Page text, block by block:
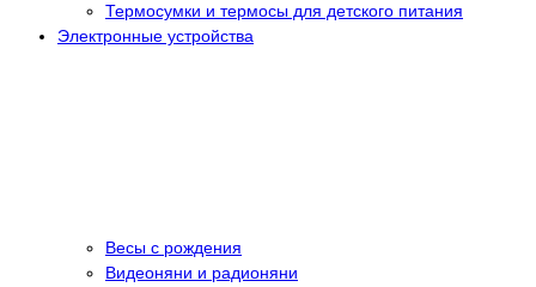
Термосумки и термосы для детского питания
Электронные устройства
Весы с рождения
Видеоняни и радионяни